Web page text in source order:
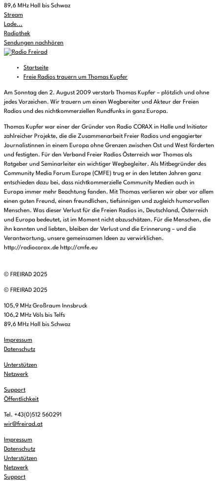
89,6 MHz Hall bis Schwaz
Stream
Lade...
Radiothek
Sendungen nachhören
Startseite
Freie Radios trauern um Thomas Kupfer
Am Sonntag den 2. August 2009 verstarb Thomas Kupfer – plötzlich und ohne
jedes Vorzeichen. Wir trauern um einen Wegbereiter und Akteur der Freien
Radios und des nichtkommerziellen Rundfunks in ganz Europa.
Thomas Kupfer war einer der Gründer von Radio CORAX in Halle und Initiator
zahlreicher Projekte, die die Zusammenarbeit Freier Radios und engagierter
Journalistinnen in einem Europa ohne Grenzen zwischen Ost und West förderten
und festigten. Für den Verband Freier Radios Österreich war Thomas als
Ratgeber und Seminarleiter ein wichtiger Wegbegleiter. Als Mitbegründer des
Community Media Forum Europe (CMFE) trug er in den letzten Jahren ganz
entschieden dazu bei, dass nichtkommerzielle Community Medien auch in
Europa immer mehr Beachtung fanden. Mit Thomas verlieren wir aber vor allem
einen guten Freund, einen freundlichen, tiefsinnigen und zugleich humorvollen
Menschen. Was dieser Verlust für die Freien Radios in, Deutschland, Österreich
und Europa bedeutet, ist im Moment nicht abzuschätzen. Für die Menschen, die
ihn kannten und liebten, bleiben der Verlust und die Erinnerung – und die
Verantwortung, unsere gemeinsamen Ideen zu verwirklichen.
http://radiocorax.de http://cmfe.eu
© FREIRAD 2025
© FREIRAD 2025
105,9 MHz Großraum Innsbruck
106,2 MHz Völs bis Telfs
89,6 MHz Hall bis Schwaz
Impressum
Datenschutz
Unterstützen
Netzwerk
Support
Öffentlichkeit
Tel. +43(0)512 560291
wir@freirad.at
Impressum
Datenschutz
Unterstützen
Netzwerk
Support